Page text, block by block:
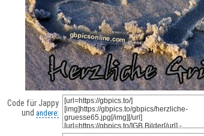
Code für Jappy
und andere: